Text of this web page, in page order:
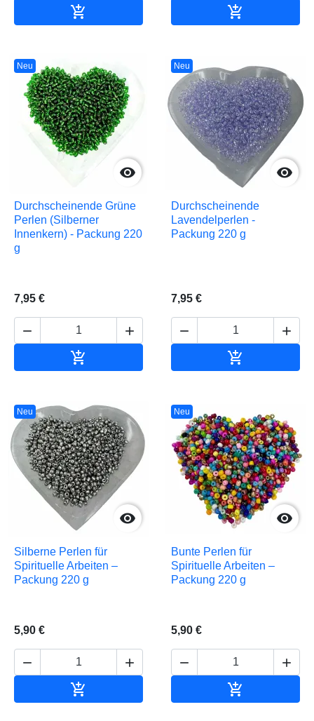
 
Neu

Durchscheinende Grüne
Perlen (Silberner
Innenkern) - Packung 220
g
7,95 €
 

Neu

Durchscheinende
Lavendelperlen -
Packung 220 g
7,95 €
 

Neu

Silberne Perlen für
Spirituelle Arbeiten –
Packung 220 g
5,90 €
 

Neu

Bunte Perlen für
Spirituelle Arbeiten –
Packung 220 g
5,90 €
 
